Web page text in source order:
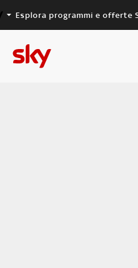
Esplora programmi e offerte